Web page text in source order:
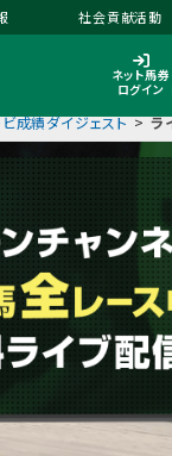
社会貢献活動
ネット馬券
ログイン
成績ダイジェスト > ラ